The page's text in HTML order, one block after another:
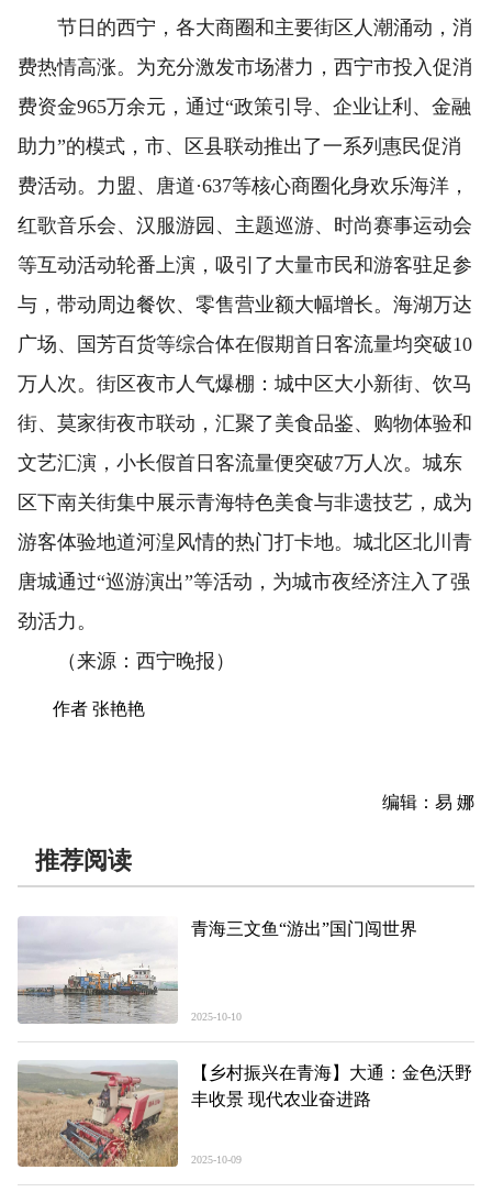
节日的西宁，各大商圈和主要街区人潮涌动，消
费热情高涨。为充分激发市场潜力，西宁市投入促消
费资金965万余元，通过“政策引导、企业让利、金融
助力”的模式，市、区县联动推出了一系列惠民促消
费活动。力盟、唐道·637等核心商圈化身欢乐海洋，
红歌音乐会、汉服游园、主题巡游、时尚赛事运动会
等互动活动轮番上演，吸引了大量市民和游客驻足参
与，带动周边餐饮、零售营业额大幅增长。海湖万达
广场、国芳百货等综合体在假期首日客流量均突破10
万人次。街区夜市人气爆棚：城中区大小新街、饮马
街、莫家街夜市联动，汇聚了美食品鉴、购物体验和
文艺汇演，小长假首日客流量便突破7万人次。城东
区下南关街集中展示青海特色美食与非遗技艺，成为
游客体验地道河湟风情的热门打卡地。城北区北川青
唐城通过“巡游演出”等活动，为城市夜经济注入了强
劲活力。
（来源：西宁晚报）
作者 张艳艳
编辑：易 娜
推荐阅读
青海三文鱼“游出”国门闯世界
2025-10-10
【乡村振兴在青海】大通：金色沃野
丰收景 现代农业奋进路
2025-10-09